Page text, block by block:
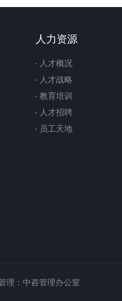
人力资源
人才概况
人才战略
教育培训
人才招聘
员工天地
理：中咨管理办公室